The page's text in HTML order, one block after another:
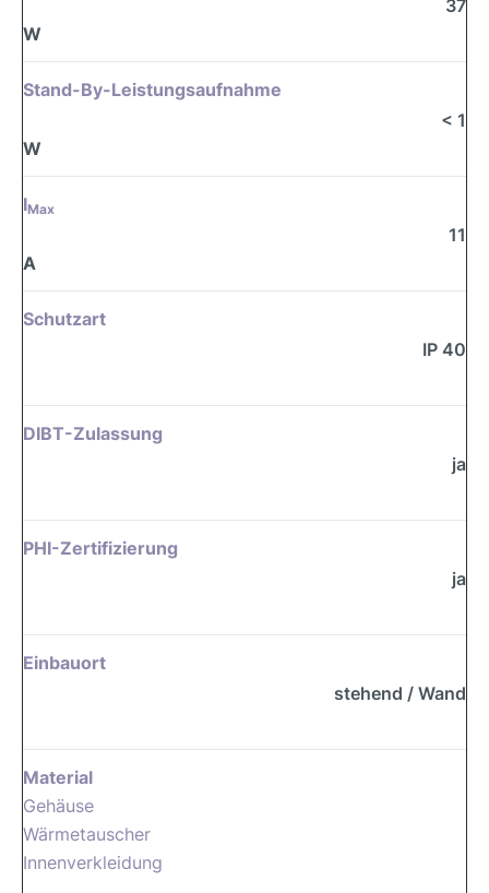
37
W
Stand-By-Leistungsaufnahme
< 1
W
IMax
11
A
Schutzart
IP 40
DIBT-Zulassung
ja
PHI-Zertifizierung
ja
Einbauort
stehend / Wand
Material
Gehäuse
Wärmetauscher
Innenverkleidung